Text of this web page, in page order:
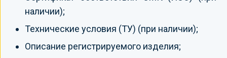
наличии);
Технические условия (ТУ) (при наличии);
Описание регистрируемого изделия;